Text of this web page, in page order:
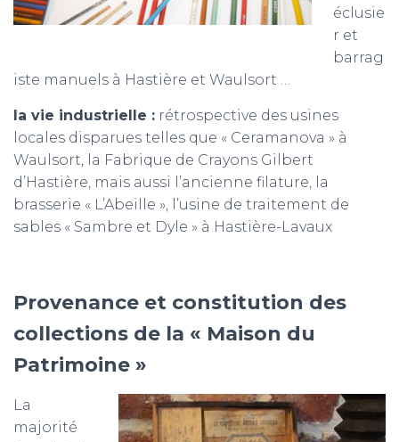
éclusie
r et
barrag
iste manuels à Hastière et Waulsort …
la vie industrielle : rétrospective des usines
locales disparues telles que « Ceramanova » à
Waulsort, la Fabrique de Crayons Gilbert
d’Hastière, mais aussi l’ancienne filature, la
brasserie « L’Abeille », l’usine de traitement de
sables « Sambre et Dyle » à Hastière-Lavaux
Provenance et constitution des
collections de la « Maison du
Patrimoine »
La
majorité